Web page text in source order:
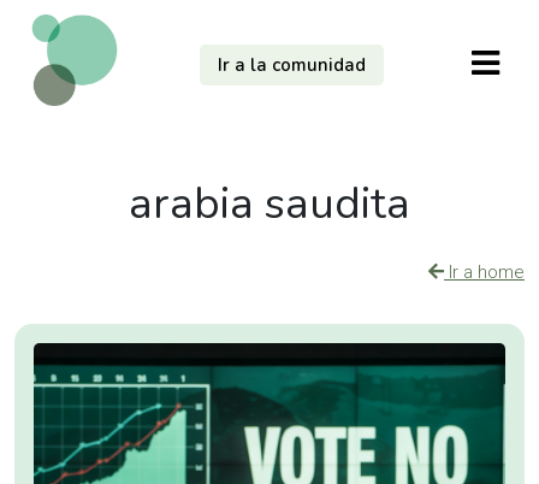
Ir a la comunidad
arabia saudita
Ir a home